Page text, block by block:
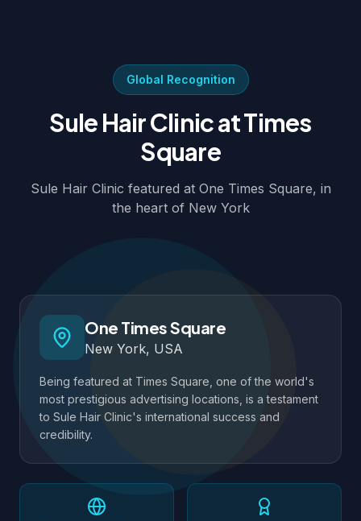
Global Recognition
Sule Hair Clinic at Times
Square
Sule Hair Clinic featured at One Times Square, in
the heart of New York
One Times Square
New York, USA
Being featured at Times Square, one of the world's
most prestigious advertising locations, is a testament
to Sule Hair Clinic's international success and
credibility.